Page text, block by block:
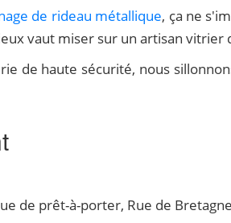
de rideau métallique, ça ne
vaut miser sur un artisan
de haute sécurité, nous
de prêt-à-porter, Rue de